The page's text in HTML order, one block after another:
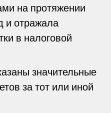
на протяжении
и отражала
в налоговой
значительные
за тот или иной